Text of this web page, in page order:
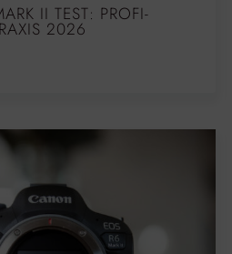
II TEST: PROFI-
2026